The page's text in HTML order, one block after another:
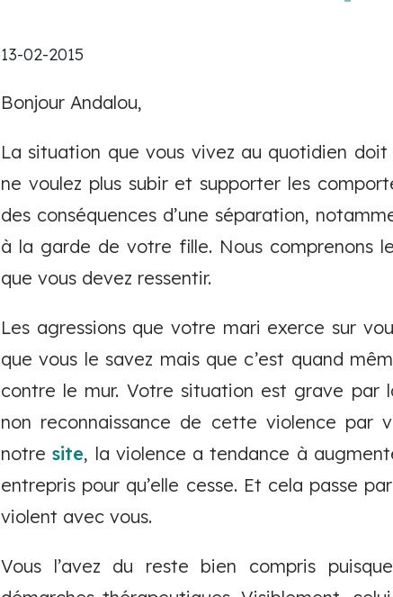
13-02-2015
Bonjour Andalou,
La situation que vous vivez au quotidien
ne voulez plus subir et supporter les
des conséquences d’une séparation,
à la garde de votre fille. Nous comprenons
que vous devez ressentir.
Les agressions que votre mari exerce sur
que vous le savez mais que c’est quand
contre le mur. Votre situation est grave par
non reconnaissance de cette violence par
notresite, la violence a tendance à
entrepris pour qu’elle cesse. Et cela passe
violent avec vous.
Vous l’avez du reste bien compris